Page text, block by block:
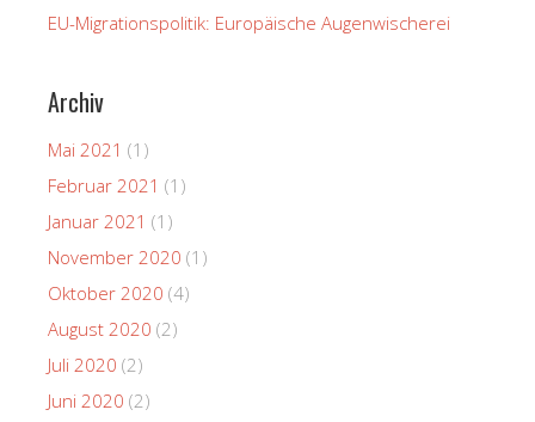
EU-Migrationspolitik: Europäische Augenwischerei
Archiv
Mai 2021 (1)
Februar 2021 (1)
Januar 2021 (1)
November 2020 (1)
Oktober 2020 (4)
August 2020 (2)
Juli 2020 (2)
Juni 2020 (2)